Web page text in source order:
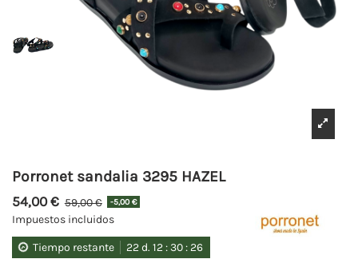
Porronet sandalia 3295 HAZEL
54,00 € 59,00 € -5,00 €
Impuestos incluidos
Tiempo restante 22d. 12 :30 : 25